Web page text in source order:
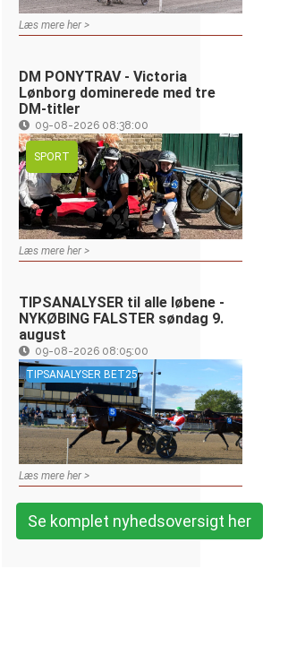
Læs mere her >
DM PONYTRAV - Victoria
Lønborg dominerede med tre
DM-titler
09-08-2026 08:38:00
SPORT
Læs mere her >
TIPSANALYSER til alle løbene -
NYKØBING FALSTER søndag 9.
august
09-08-2026 08:05:00
TIPSANALYSER BET25
Læs mere her >
Se komplet nyhedsoversigt her